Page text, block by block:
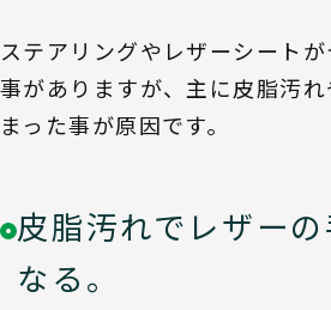
ステアリングやレザーシート
事がありますが、主に皮脂汚
まった事が原因です。
皮脂汚れでレザー
なる。